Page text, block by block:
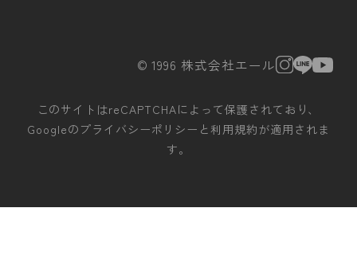
© 1996 株式会社エール
このサイトはreCAPTCHAによって保護されており、
Googleの プライバシーポリシー と利用規約が適用されま
す。